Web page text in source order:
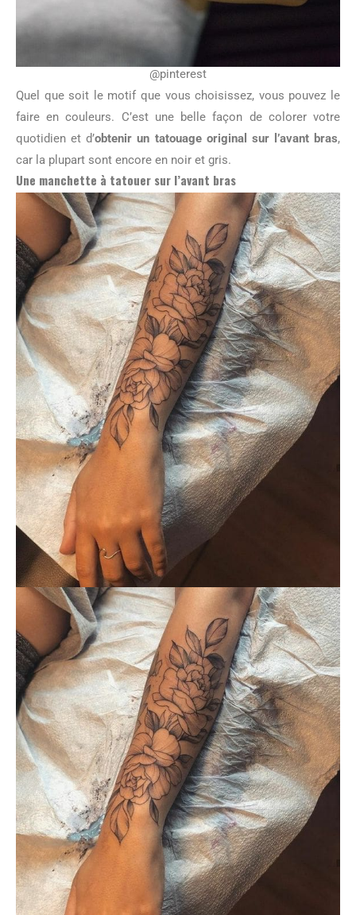
@pinterest
Quel que soit le motif que vous choisissez, vous pouvez le
faire en couleurs. C’est une belle façon de colorer votre
quotidien et d’obtenir un tatouage original sur l’avant bras,
car la plupart sont encore en noir et gris.
Une manchette à tatouer sur l’avant bras